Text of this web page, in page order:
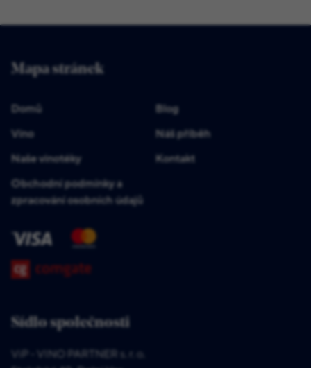
Mapa stránek
Domů
Blog
Víno
Náš příběh
Naše vinotéky
Kontakt
Obchodní podmínky a
zpracování osobních údajů
Sídlo společnosti
ViP - VINO PARTNER s. r. o.